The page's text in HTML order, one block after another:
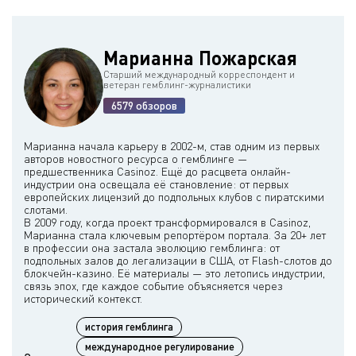
Марианна Пожарская
Старший международный корреспондент и
ветеран гемблинг-журналистики
6579 обзоров
Марианна начала карьеру в 2002-м, став одним из первых
авторов новостного ресурса о гемблинге —
предшественника Casinoz. Ещё до расцвета онлайн-
индустрии она освещала её становление: от первых
европейских лицензий до подпольных клубов с пиратскими
слотами.
В 2009 году, когда проект трансформировался в Casinoz,
Марианна стала ключевым репортёром портала. За 20+ лет
в профессии она застала эволюцию гемблинга: от
подпольных залов до легализации в США, от Flash-слотов до
блокчейн-казино. Её материалы — это летопись индустрии,
связь эпох, где каждое событие объясняется через
история гемблинга
международное регулирование